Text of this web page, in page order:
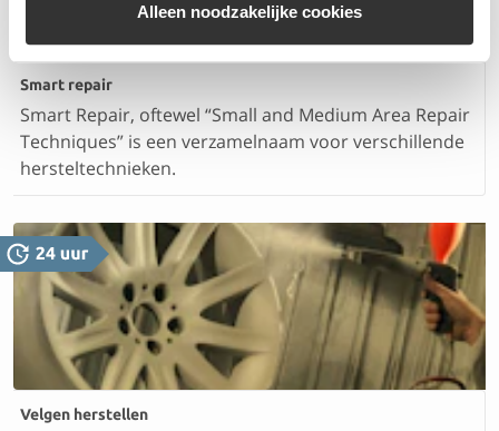
Alleen noodzakelijke cookies
Smart repair
Smart Repair, oftewel “Small and Medium Area Repair
Techniques” is een verzamelnaam voor verschillende
hersteltechnieken.
Velgen herstellen